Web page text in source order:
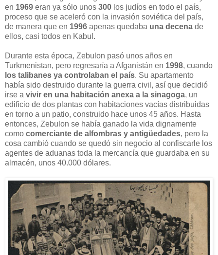
en 1969 eran ya sólo unos 300 los judíos en todo el país,
proceso que se aceleró con la invasión soviética del país,
de manera que en 1996 apenas quedaba una decena de
ellos, casi todos en Kabul.
Durante esta época, Zebulon pasó unos años en
Turkmenistan, pero regresaría a Afganistán en 1998, cuando
los talibanes ya controlaban el país. Su apartamento
había sido destruido durante la guerra civil, así que decidió
irse a vivir en una habitación anexa a la sinagoga, un
edificio de dos plantas con habitaciones vacías distribuidas
en torno a un patio, construido hace unos 45 años. Hasta
entonces, Zebulon se había ganado la vida dignamente
como comerciante de alfombras y antigüedades, pero la
cosa cambió cuando se quedó sin negocio al confiscarle los
agentes de aduanas toda la mercancía que guardaba en su
almacén, unos 40.000 dólares.